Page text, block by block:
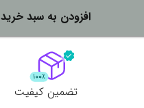
نمایش همه محصولاتافزودن به سبد خرید
تضمین کیفیت